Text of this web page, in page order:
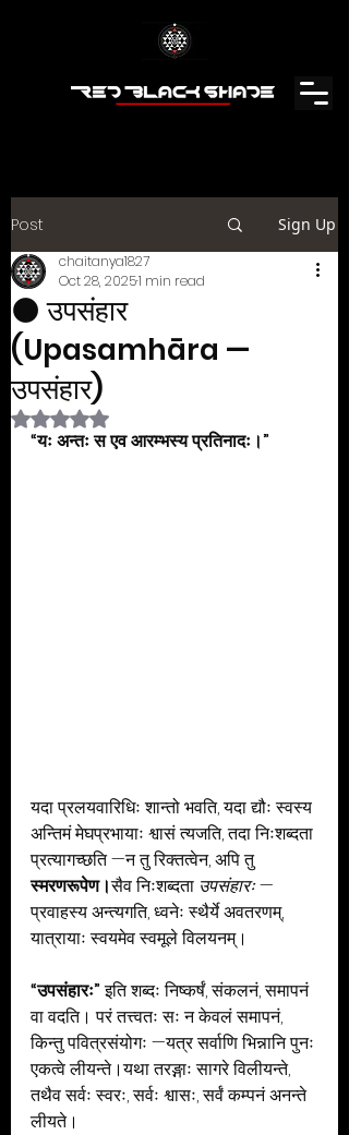
Post Sign Up
🌑 उपसंहार
(Upasamhāra —
उपसंहार)
chaitanya1827
Oct 28, 20251 min read
Rated NaN out of 5 stars.
“यः अन्तः स एव आरम्भस्य प्रतिनादः।”
यदा प्रलयवारिधिः शान्तो भवति, यदा द्यौः स्वस्य
अन्तिमं मेघप्रभायाः श्वासं त्यजति, तदा निःशब्दता
प्रत्यागच्छति —न तु रिक्तत्वेन, अपि तु
स्मरणरूपेण।सैव निःशब्दता उपसंहारः —
प्रवाहस्य अन्त्यगति, ध्वनेः स्थैर्ये अवतरणम्,
यात्रायाः स्वयमेव स्वमूले विलयनम्।
“उपसंहारः” इति शब्दः निष्कर्षं, संकलनं, समापनं
वा वदति। परं तत्त्वतः सः न केवलं समापनं,
किन्तु पवित्रसंयोगः —यत्र सर्वाणि भिन्नानि पुनः
एकत्वे लीयन्ते।यथा तरङ्गाः सागरे विलीयन्ते,
तथैव सर्वः स्वरः, सर्वः श्वासः, सर्वं कम्पनं अनन्ते
लीयते।